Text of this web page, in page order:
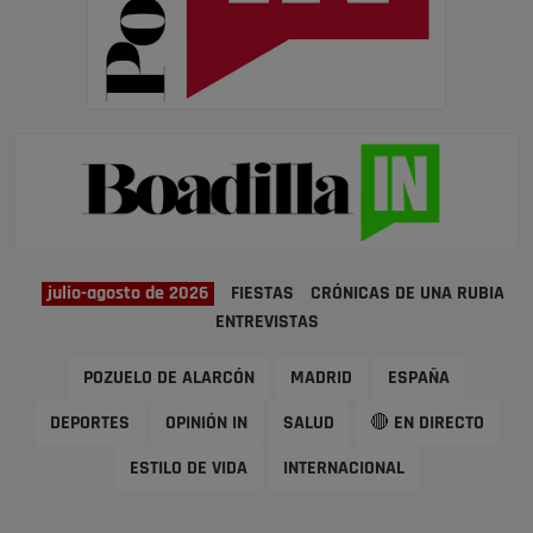
julio-agosto de 2026 FIESTAS
CRÓNICAS DE UNA RUBIA
ENTREVISTAS
POZUELO DE ALARCÓN MADRID ESPAÑA
DEPORTES OPINIÓN IN SALUD 🔴 EN DIRECTO
ESTILO DE VIDA INTERNACIONAL